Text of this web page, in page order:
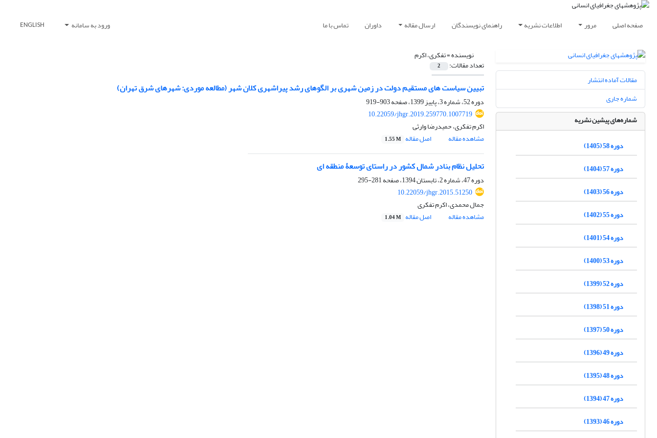
صفحه اصلی مرور اطلاعات نشریه راهنمای نویسندگان ارسال مقاله داوران تماس با ما ورود به سامانه ENGLISH
نویسنده =تفکری، اکرم
تعداد مقالات: 2
تبیین سیاست ‏های مستقیم دولت در زمین شهری بر الگوهای رشد پیراشهری کلان‏ شهر (مطالعه موردی: شهرهای شرق تهران)
دوره 52، شماره 3، پاییز 1399، صفحه
903-919
10.22059/jhgr.2019.259770.1007719
اکرم تفکری، حمیدرضا وارثی
مشاهده مقاله
اصل مقاله 1.55 M
تحلیل نظام بنادر شمال کشور در راستای توسعۀ منطقه ای
دوره 47، شماره 2، تابستان 1394، صفحه
281-295
10.22059/jhgr.2015.51250
جمال محمدی، اکرم تفکری
مشاهده مقاله
اصل مقاله 1.04 M
مقالات آماده انتشار
شماره جاری
شماره‌های پیشین نشریه
دوره 58 (1405)
دوره 57 (1404)
دوره 56 (1403)
دوره 55 (1402)
دوره 54 (1401)
دوره 53 (1400)
دوره 52 (1399)
دوره 51 (1398)
دوره 50 (1397)
دوره 49 (1396)
دوره 48 (1395)
دوره 47 (1394)
دوره 46 (1393)